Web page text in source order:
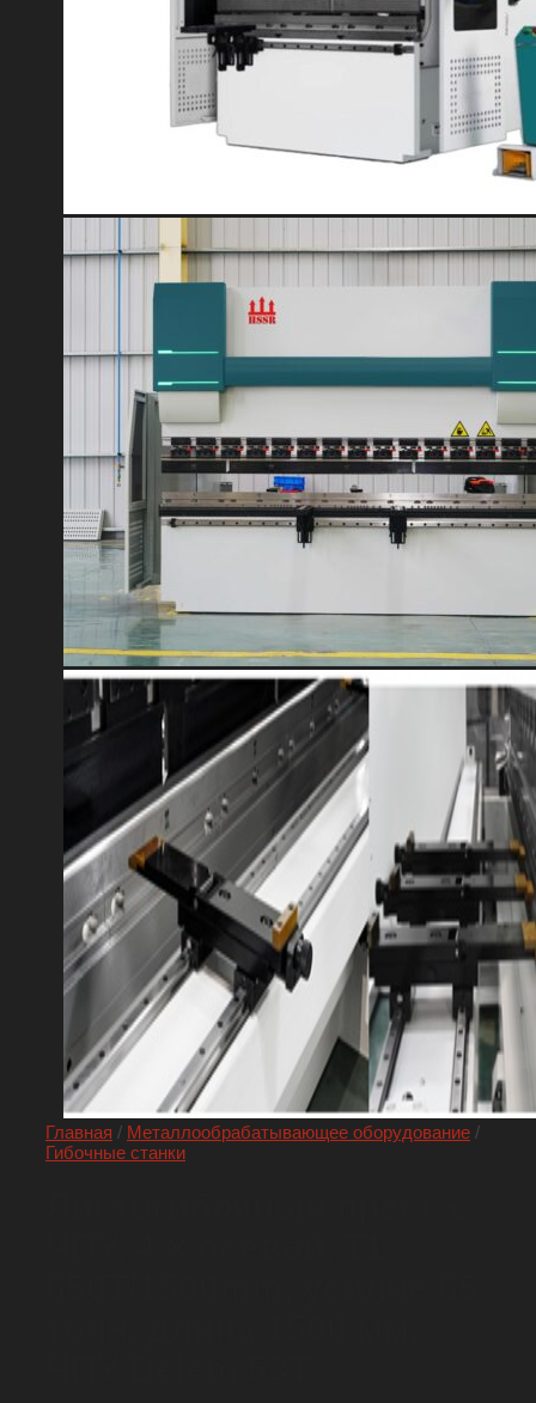
Главная / Металлообрабатывающее оборудование /
Гибочные станки